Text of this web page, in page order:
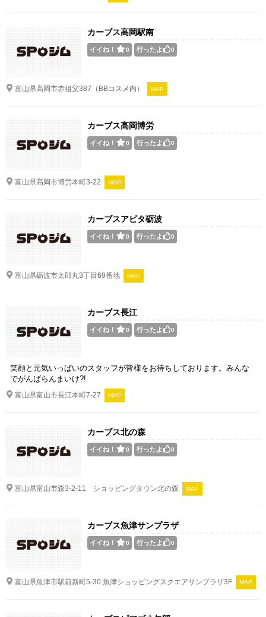
カーブス高岡駅南
イイね！ 0 行ったよ 0
富山県高岡市赤祖父387（BBコスメ内） MAP
カーブス高岡博労
イイね！ 0 行ったよ 0
富山県高岡市博労本町3-22 MAP
カーブスアピタ砺波
イイね！ 0 行ったよ 0
富山県砺波市太郎丸3丁目69番地 MAP
カーブス長江
イイね！ 0 行ったよ 0
笑顔と元気いっぱいのスタッフが皆様をお待ちしております。みんな
でがんばらんまいけ?!
富山県富山市長江本町7-27 MAP
カーブス北の森
イイね！ 0 行ったよ 0
富山県富山市森3-2-11 ショッピングタウン北の森 MAP
カーブス魚津サンプラザ
イイね！ 0 行ったよ 0
富山県魚津市駅前新町5-30 魚津ショッピングスクエアサンプラザ3F MAP